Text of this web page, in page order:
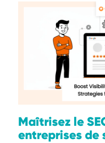
Maîtrisez le
entreprises de